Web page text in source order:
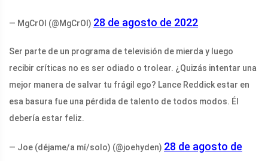
— MgCrOl (@MgCrOl) 28 de agosto de 2022
Ser parte de un programa de televisión de mierda y luego
recibir críticas no es ser odiado o trolear. ¿Quizás intentar una
mejor manera de salvar tu frágil ego? Lance Reddick estar en
esa basura fue una pérdida de talento de todos modos. Él
debería estar feliz.
— Joe (déjame/a mí/solo) (@joehyden) 28 de agosto de